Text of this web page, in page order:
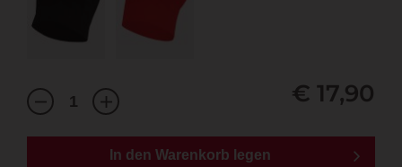
€ 17,90
In den Warenkorb legen